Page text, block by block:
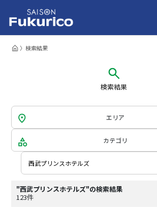
検索結果
検索結果
エリア
カテゴリ
"西武プリンスホテルズ"の検索結果
123件